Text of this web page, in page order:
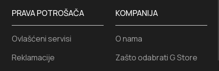
PRAVA POTROŠAČA
Ovlašćeni servisi
Reklamacije
KOMPANIJA
O nama
Zašto odabrati G Store